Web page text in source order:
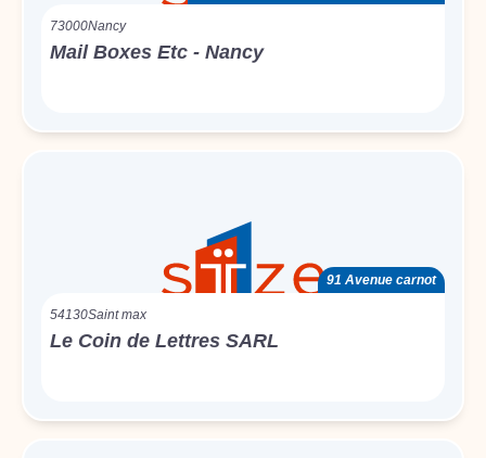
73000Nancy
Mail Boxes Etc - Nancy
91 Avenue carnot
54130Saint max
Le Coin de Lettres SARL